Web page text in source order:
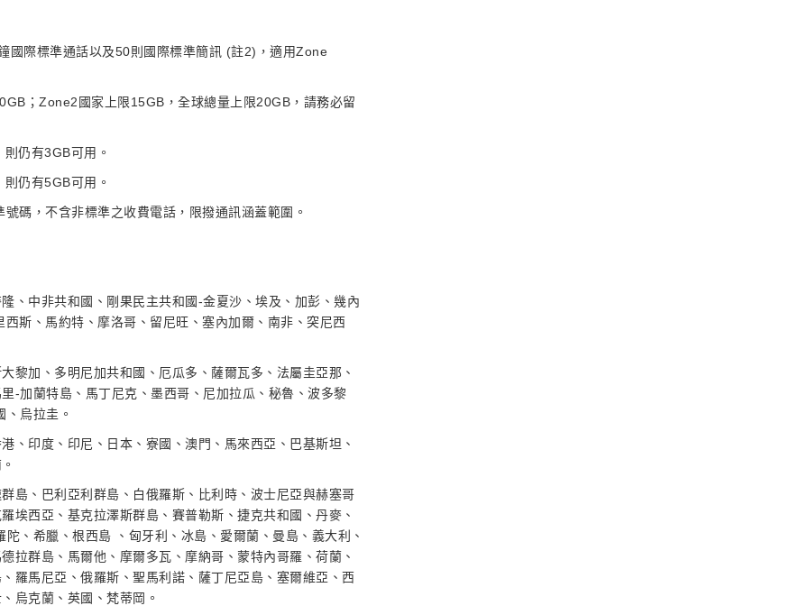
國際標準通話以及50則國際標準簡訊 (註2)，適用Zone
；Zone2國家上限15GB，全球總量上限20GB，請務必留
仍有3GB可用。
仍有5GB可用。
碼，不含非標準之收費電話，限撥通訊涵蓋範圍。
、中非共和國、剛果民主共和國-金夏沙、埃及、加彭、幾內
斯、馬約特、摩洛哥、留尼旺、塞內加爾、南非、突尼西
黎加、多明尼加共和國、厄瓜多、薩爾瓦多、法屬圭亞那、
-加蘭特島、馬丁尼克、墨西哥、尼加拉瓜、秘魯、波多黎
烏拉圭。
、印度、印尼、日本、寮國、澳門、馬來西亞、巴基斯坦、
島、巴利亞利群島、白俄羅斯、比利時、波士尼亞與赫塞哥
埃西亞、基克拉澤斯群島、賽普勒斯、捷克共和國、丹麥、
、希臘、根西島 、匈牙利、冰島、愛爾蘭、曼島、義大利、
拉群島、馬爾他、摩爾多瓦、摩納哥、蒙特內哥羅、荷蘭、
羅馬尼亞、俄羅斯、聖馬利諾、薩丁尼亞島、塞爾維亞、西
烏克蘭、英國、梵蒂岡。